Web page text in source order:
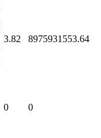
3.82 8975931553.64
0 0